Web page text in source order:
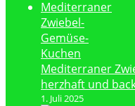
Mediterraner
herzhaft und
1. Juli 2025